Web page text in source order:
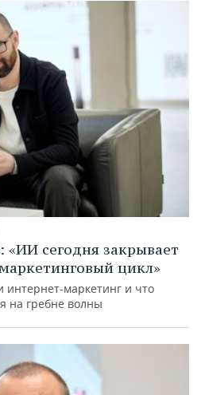
«ИИ сегодня закрывает
цикл»
интернет-маркетинг и что
на гребне волны